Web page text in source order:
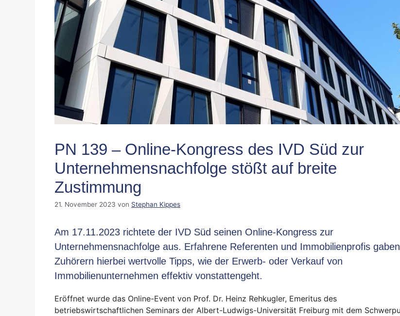
PN 139 – Online-Kongress des IVD Süd zur
Unternehmensnachfolge stößt auf breite
Zustimmung
21. November 2023 von Stephan Kippes
Am 17.11.2023 richtete der IVD Süd seinen Online-Kongress zur
Unternehmensnachfolge aus. Erfahrene Referenten und Immobilienprofis
Zuhörern hierbei wertvolle Tipps, wie der Erwerb- oder Verkauf von
Immobilienunternehmen effektiv vonstattengeht.
Eröffnet wurde das Online-Event von Prof. Dr. Heinz Rehkugler, Emeritus des
betriebswirtschaftlichen Seminars der Albert-Ludwigs-Universität Freiburg mit dem